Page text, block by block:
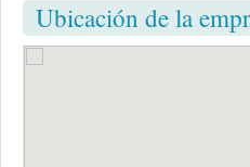
Ubicación de la